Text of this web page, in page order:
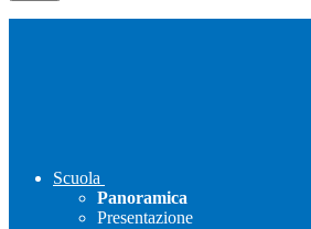
Scuola
Panoramica
Presentazione